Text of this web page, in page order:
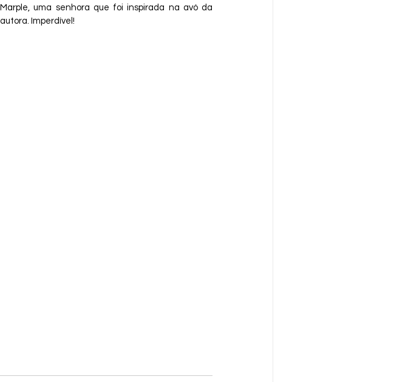
Marple, uma senhora que foi inspirada na avó da
autora. Imperdível!